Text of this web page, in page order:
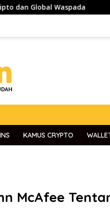
Pepe ($PEPE)
KAMUS CRYPTO
McAfee